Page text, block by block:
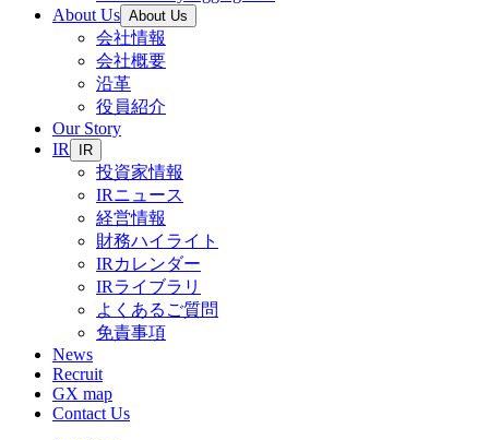
About Us About Us
会社情報
会社概要
沿革
役員紹介
Our Story
IR
IR
投資家情報
IRニュース
経営情報
財務ハイライト
IRカレンダー
IRライブラリ
よくあるご質問
免責事項
News
Recruit
GX map
Contact Us